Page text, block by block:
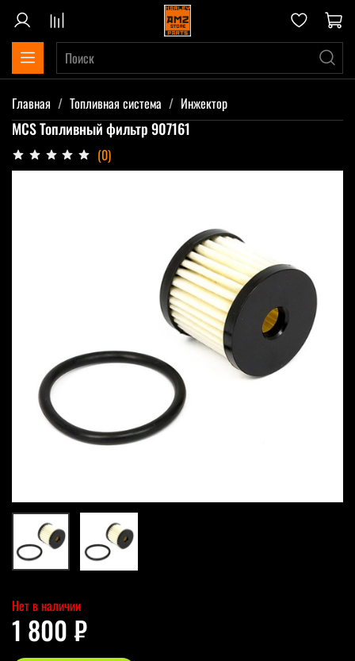
Главная Топливная система Инжектор
MCS Топливный фильтр 907161
(0)
Нет в наличии
1 800 ₽